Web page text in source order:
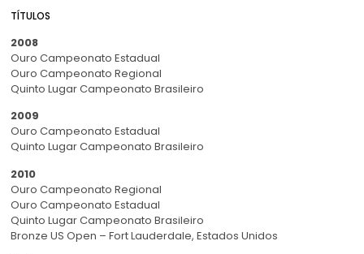
TÍTULOS
2008
Ouro Campeonato Estadual
Ouro Campeonato Regional
Quinto Lugar Campeonato Brasileiro
2009
Ouro Campeonato Estadual
Quinto Lugar Campeonato Brasileiro
2010
Ouro Campeonato Regional
Ouro Campeonato Estadual
Quinto Lugar Campeonato Brasileiro
Bronze US Open – Fort Lauderdale, Estados Unidos